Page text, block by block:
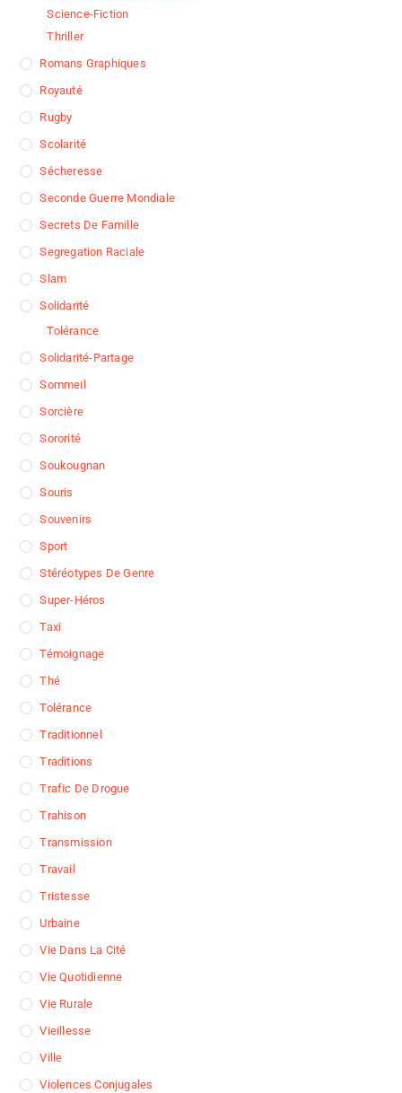
Science-Fiction
Thriller
Romans Graphiques
Royauté
Rugby
Scolarité
Sécheresse
Seconde Guerre Mondiale
Secrets De Famille
Segregation Raciale
Slam
Solidarité
Tolérance
Solidarité-Partage
Sommeil
Sorcière
Sororité
Soukougnan
Souris
Souvenirs
Sport
Stéréotypes De Genre
Super-Héros
Taxi
Témoignage
Thé
Tolérance
Traditionnel
Traditions
Trafic De Drogue
Trahison
Transmission
Travail
Tristesse
Urbaine
Vie Dans La Cité
Vie Quotidienne
Vie Rurale
Vieillesse
Ville
Violences Conjugales